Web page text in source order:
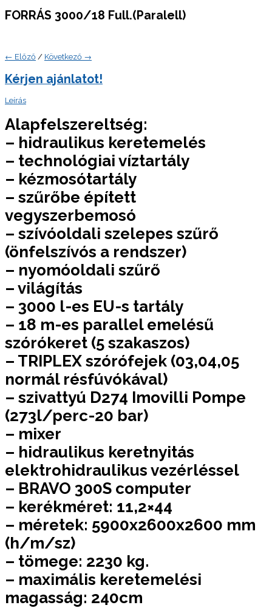
FORRÁS 3000/18 Full.(Paralell)
← Előző / Következő →
Kérjen ajánlatot!
Leírás
Alapfelszereltség:
– hidraulikus keretemelés
– technológiai víztartály
– kézmosótartály
– szűrőbe épített
vegyszerbemosó
– szívóoldali szelepes szűrő
(önfelszívós a rendszer)
– nyomóoldali szűrő
– világítás
– 3000 l-es EU-s tartály
– 18 m-es parallel emelésű
szórókeret (5 szakaszos)
– TRIPLEX szórófejek (03,04,05
normál résfúvókával)
– szivattyú D274 Imovilli Pompe
(273l/perc-20 bar)
– mixer
– hidraulikus keretnyitás
elektrohidraulikus vezérléssel
– BRAVO 300S computer
– kerékméret: 11,2×44
– méretek: 5900x2600x2600 mm
(h/m/sz)
– tömege: 2230 kg.
– maximális keretemelési
magasság: 240cm